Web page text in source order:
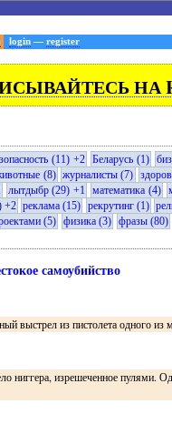
login — register
НА
(11) +2 Беларусь (1)
(8) журналисты (7)
лытдыбр (29) +1 математика (4)
+2 реклама (15) рекрутинг (1)
(5) физика (3) фразы (80)
самоубийство
выстрел из пистолета одного из
ниггера, изрешеченное пулями.